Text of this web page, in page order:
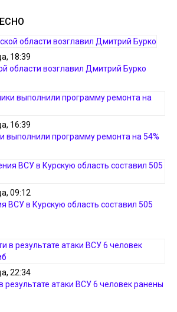
18:39
области возглавил Дмитрий Бурко
16:39
выполнили программу ремонта на 54%
09:12
ВСУ в Курскую область составил 505
22:34
результате атаки ВСУ 6 человек ранены